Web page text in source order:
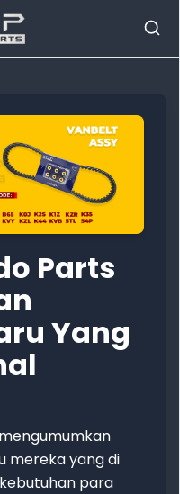
Parts
Yang
mereka yang di
para